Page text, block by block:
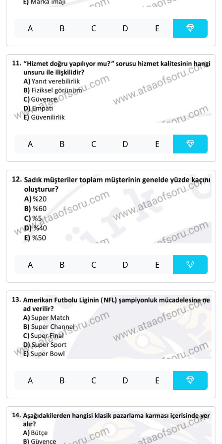
A B C D E
A B C D E
A B C D E
A B C D E